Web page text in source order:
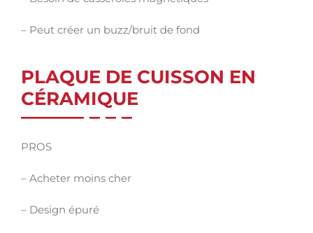
– Peut créer un buzz/bruit de fond
PLAQUE DE CUISSON EN
CÉRAMIQUE
PROS
– Acheter moins cher
– Design épuré